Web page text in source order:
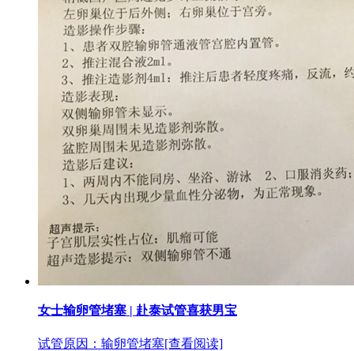
女士输卵管堵塞 | 赴泰试管喜获男宝
试管原因：输卵管堵塞[查看阅读]